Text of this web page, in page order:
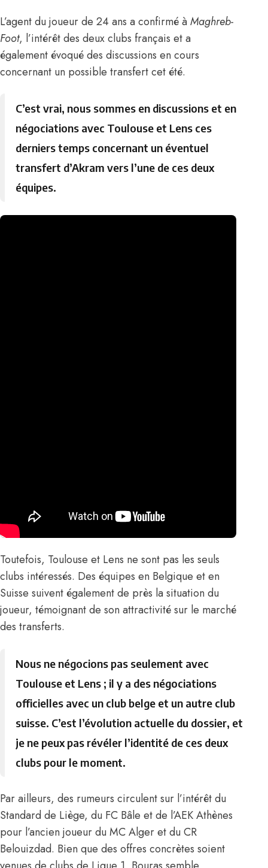
L’agent du joueur de 24 ans a confirmé à Maghreb-
Foot, l’intérêt des deux clubs français et a
également évoqué des discussions en cours
concernant un possible transfert cet été.
C’est vrai, nous sommes en discussions et en
négociations avec Toulouse et Lens ces
derniers temps concernant un éventuel
transfert d’Akram vers l’une de ces deux
équipes.
Toutefois, Toulouse et Lens ne sont pas les seuls
clubs intéressés. Des équipes en Belgique et en
Suisse suivent également de près la situation du
joueur, témoignant de son attractivité sur le marché
des transferts.
Nous ne négocions pas seulement avec
Toulouse et Lens ; il y a des négociations
officielles avec un club belge et un autre club
suisse. C’est l’évolution actuelle du dossier, et
je ne peux pas révéler l’identité de ces deux
clubs pour le moment.
Par ailleurs, des rumeurs circulent sur l’intérêt du
Standard de Liège, du FC Bâle et de l’AEK Athènes
pour l’ancien joueur du MC Alger et du CR
Belouizdad. Bien que des offres concrètes soient